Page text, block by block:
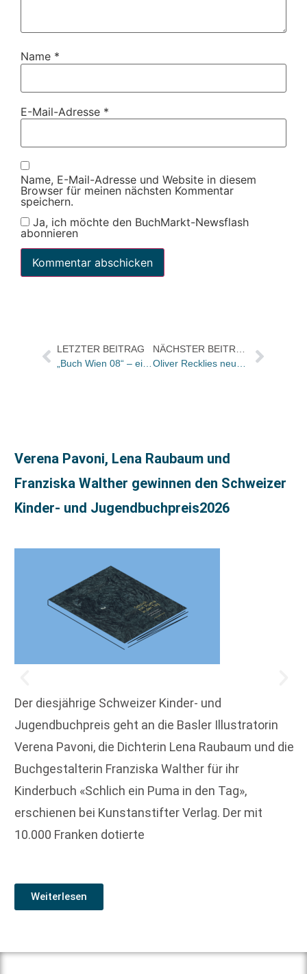
Name *
E-Mail-Adresse *
Name, E-Mail-Adresse und Website in diesem
Browser für meinen nächsten Kommentar
speichern.
Ja, ich möchte den BuchMarkt-Newsflash
abonnieren
LETZTER BEITRAG
„Buch Wien 08“ – ein Rundgang
Verena Pavoni, Lena Raubaum und
Franziska Walther gewinnen den Schweizer
Kinder- und Jugendbuchpreis2026
Der diesjährige Schweizer Kinder- und
Jugendbuchpreis geht an die Basler Illustratorin
Verena Pavoni, die Dichterin Lena Raubaum und die
Buchgestalterin Franziska Walther für ihr
Kinderbuch «Schlich ein Puma in den Tag»,
erschienen bei Kunstanstifter Verlag. Der mit
10.000 Franken dotierte
Weiterlesen